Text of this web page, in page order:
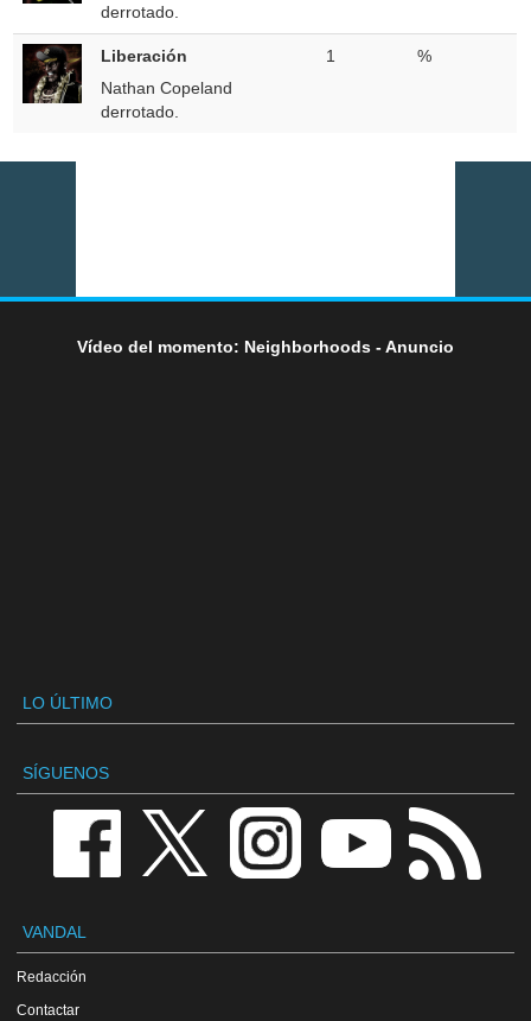
derrotado.
Liberación
Nathan Copeland
derrotado.
1 %
Vídeo del momento: Neighborhoods - Anuncio
LO ÚLTIMO
SÍGUENOS
VANDAL
Redacción
Contactar